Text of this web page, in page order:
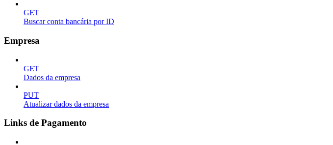
GET
Buscar conta bancária por ID
Empresa
GET
Dados da empresa
PUT
Atualizar dados da empresa
Links de Pagamento